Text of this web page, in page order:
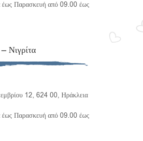
έως Παρασκευή από 09.00 έως
Νιγρίτα
12, 624 00, Ηράκλεια
έως Παρασκευή από 09.00 έως